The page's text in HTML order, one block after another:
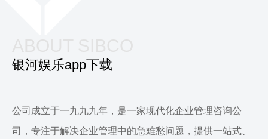
银河娱乐app下载
公司成立于一九九九年，是一家现代化企业管理咨询公
司，专注于解决企业管理中的急难愁问题，提供一站式、